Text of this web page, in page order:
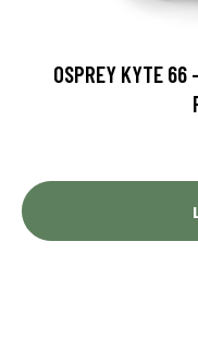
OSPREY KYTE